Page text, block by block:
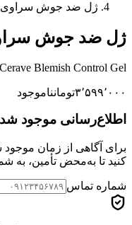
ژل ضد جوش سراوی
ژل ضد جوش
Cerave Blemish Control Gel
۳٬۵۹۹٬۰۰۰تومانناموجود
اطلاع‌رسانی موجود
برای آگاهی از زمان
کنید تا به‌محض تأمین، به
شماره تماس